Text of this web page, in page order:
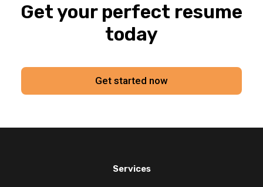
Get your perfect resume
today
Get started now
Services